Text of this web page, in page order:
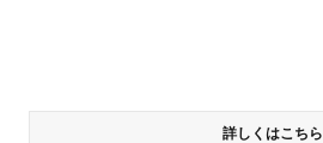
詳しくはこちら